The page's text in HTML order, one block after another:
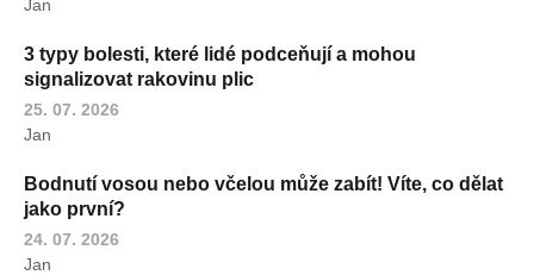
Jan
3 typy bolesti, které lidé podceňují a mohou
signalizovat rakovinu plic
25. 07. 2026
Jan
Bodnutí vosou nebo včelou může zabít! Víte, co dělat
jako první?
24. 07. 2026
Jan